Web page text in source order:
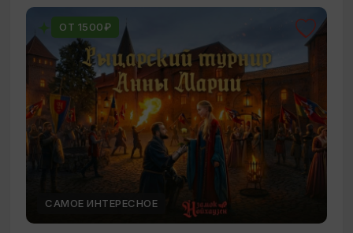
ОТ 1500₽
САМОЕ ИНТЕРЕСНОЕ